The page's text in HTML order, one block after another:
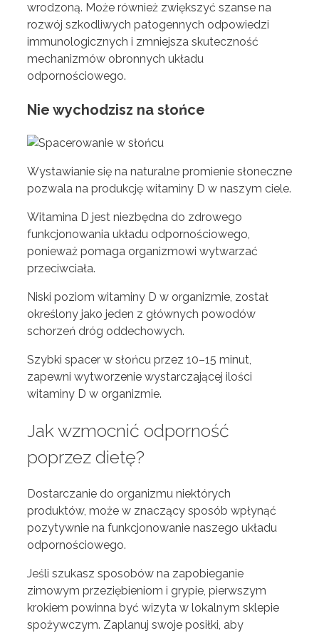
wrodzoną. Może również zwiększyć szanse na
rozwój szkodliwych patogennych odpowiedzi
immunologicznych i zmniejsza skuteczność
mechanizmów obronnych układu
odpornościowego.
Nie wychodzisz na słońce
Wystawianie się na naturalne promienie słoneczne
pozwala na produkcję witaminy D w naszym ciele.
Witamina D jest niezbędna do zdrowego
funkcjonowania układu odpornościowego,
ponieważ pomaga organizmowi wytwarzać
przeciwciała.
Niski poziom witaminy D w organizmie, został
określony jako jeden z głównych powodów
schorzeń dróg oddechowych.
Szybki spacer w słońcu przez 10–15 minut,
zapewni wytworzenie wystarczającej ilości
witaminy D w organizmie.
Jak wzmocnić odporność
poprzez dietę?
Dostarczanie do organizmu niektórych
produktów, może w znaczący sposób wpłynąć
pozytywnie na funkcjonowanie naszego układu
odpornościowego.
Jeśli szukasz sposobów na zapobieganie
zimowym przeziębieniom i grypie, pierwszym
krokiem powinna być wizyta w lokalnym sklepie
spożywczym. Zaplanuj swoje posiłki, aby